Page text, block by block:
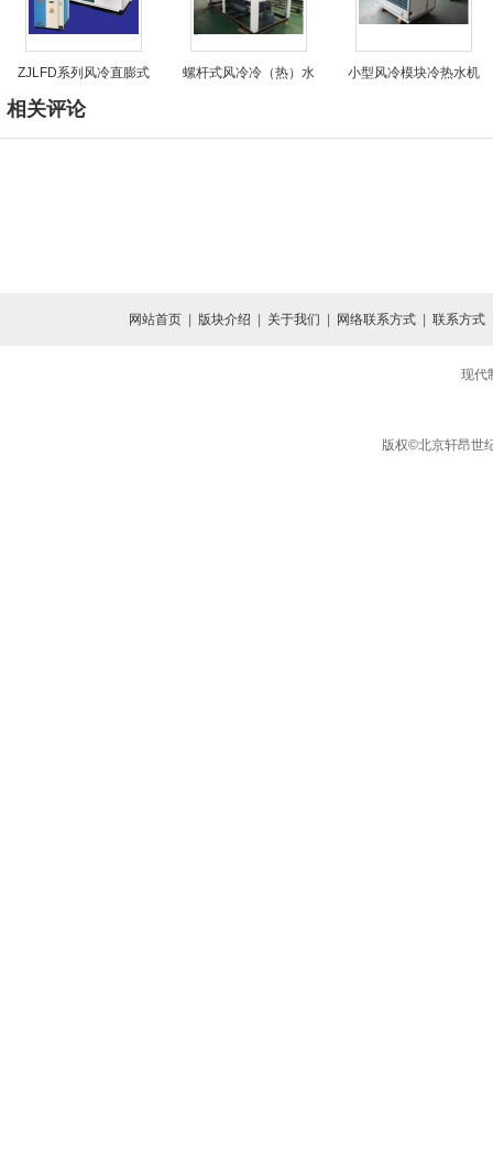
ZJLFD系列风冷直膨式 螺杆式风冷冷（热）水 小型风冷模块冷热水机
相关评论
网站首页| 版块介绍 关于我们 网络联系方式| 联系方式
现代
版权©北京轩昂世